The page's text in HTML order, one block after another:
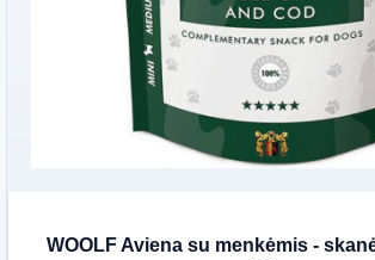
WOOLF Aviena su menkėmis -